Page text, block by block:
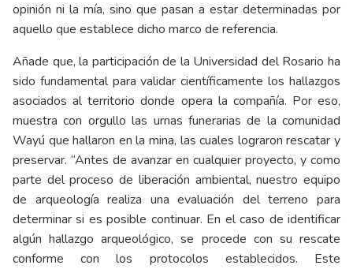
opinión ni la mía, sino que pasan a estar determinadas por
aquello que establece dicho marco de referencia.
Añade que, la participación de la Universidad del Rosario ha
sido fundamental para validar científicamente los hallazgos
asociados al territorio donde opera la compañía. Por eso,
muestra con orgullo las urnas funerarias de la comunidad
Wayú que hallaron en la mina, las cuales lograron rescatar y
preservar. “Antes de avanzar en cualquier proyecto, y como
parte del proceso de liberación ambiental, nuestro equipo
de arqueología realiza una evaluación del terreno para
determinar si es posible continuar. En el caso de identificar
algún hallazgo arqueológico, se procede con su rescate
conforme con los protocolos establecidos. Este